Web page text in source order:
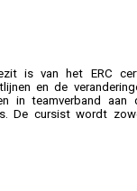
is van het ERC
en de
in teamverband aan
De cursist wordt